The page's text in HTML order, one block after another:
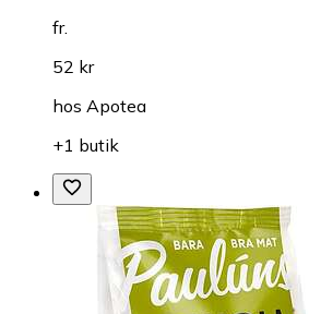
fr.
52 kr
hos Apotea
+1 butik